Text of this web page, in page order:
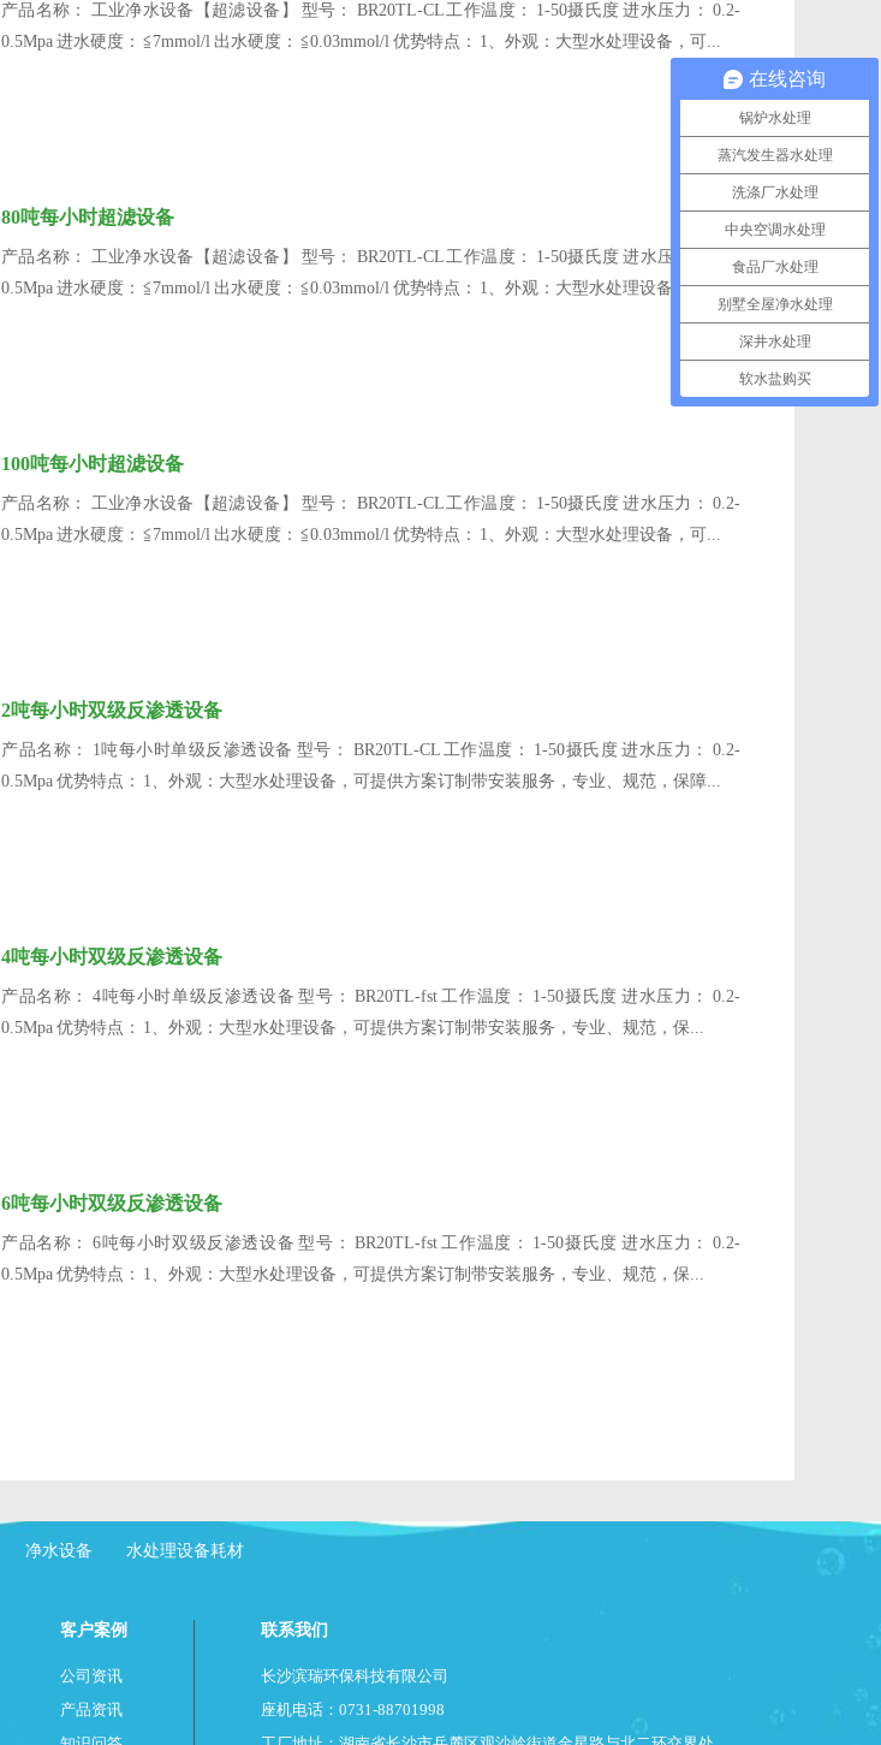
产品名称： 工业净水设备【超滤设备】 型号： BR20TL-CL 工作温度： 1-50摄氏度 进水压力： 0.2-
0.5Mpa 进水硬度： ≦7mmol/l 出水硬度： ≦0.03mmol/l 优势特点： 1、外观：大型水处理设备，可...
80吨每小时超滤设备
产品名称： 工业净水设备【超滤设备】 型号： BR20TL-CL 工作温度： 1-50摄氏度 进水压力： 0.2-
0.5Mpa 进水硬度： ≦7mmol/l 出水硬度： ≦0.03mmol/l 优势特点： 1、外观：大型水处理设备，可...
100吨每小时超滤设备
产品名称： 工业净水设备【超滤设备】 型号： BR20TL-CL 工作温度： 1-50摄氏度 进水压力： 0.2-
0.5Mpa 进水硬度： ≦7mmol/l 出水硬度： ≦0.03mmol/l 优势特点： 1、外观：大型水处理设备，可...
2吨每小时双级反渗透设备
产品名称： 1吨每小时单级反渗透设备 型号： BR20TL-CL 工作温度： 1-50摄氏度 进水压力： 0.2-
0.5Mpa 优势特点： 1、外观：大型水处理设备，可提供方案订制带安装服务，专业、规范，保障...
4吨每小时双级反渗透设备
产品名称： 4吨每小时单级反渗透设备 型号： BR20TL-fst 工作温度： 1-50摄氏度 进水压力： 0.2-
0.5Mpa 优势特点： 1、外观：大型水处理设备，可提供方案订制带安装服务，专业、规范，保...
6吨每小时双级反渗透设备
产品名称： 6吨每小时双级反渗透设备 型号： BR20TL-fst 工作温度： 1-50摄氏度 进水压力： 0.2-
0.5Mpa 优势特点： 1、外观：大型水处理设备，可提供方案订制带安装服务，专业、规范，保...
净水设备 水处理设备耗材
客户案例
公司资讯
产品资讯
联系我们
长沙滨瑞环保科技有限公司
座机电话：0731-88701998
在线咨询
锅炉水处理
蒸汽发生器水处理
洗涤厂水处理
中央空调水处理
食品厂水处理
别墅全屋净水处理
深井水处理
软水盐购买